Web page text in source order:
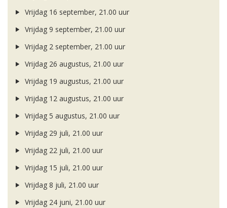
Vrijdag 16 september, 21.00 uur
Vrijdag 9 september, 21.00 uur
Vrijdag 2 september, 21.00 uur
Vrijdag 26 augustus, 21.00 uur
Vrijdag 19 augustus, 21.00 uur
Vrijdag 12 augustus, 21.00 uur
Vrijdag 5 augustus, 21.00 uur
Vrijdag 29 juli, 21.00 uur
Vrijdag 22 juli, 21.00 uur
Vrijdag 15 juli, 21.00 uur
Vrijdag 8 juli, 21.00 uur
Vrijdag 24 juni, 21.00 uur